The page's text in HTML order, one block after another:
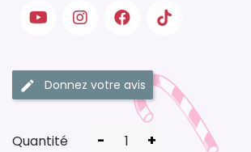
Donnez votre avis
Quantité - +